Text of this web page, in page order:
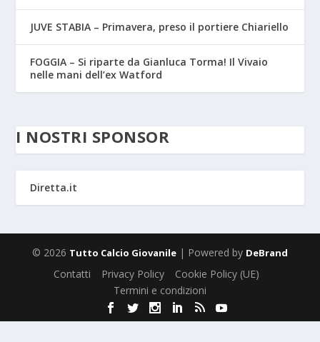
JUVE STABIA – Primavera, preso il portiere Chiariello
FOGGIA – Si riparte da Gianluca Torma! Il Vivaio
nelle mani dell’ex Watford
I NOSTRI SPONSOR
Diretta.it
© 2026 Tutto Calcio Giovanile | Powered by DeBrand
Contatti Privacy Policy
Cookie Policy (UE)
Termini e condizioni